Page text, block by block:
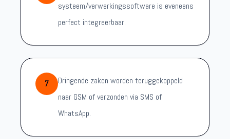
systeem/verwerkingssoftware is eveneens
perfect integreerbaar.
7
Dringende zaken worden teruggekoppeld
naar GSM of verzonden via SMS of
WhatsApp.